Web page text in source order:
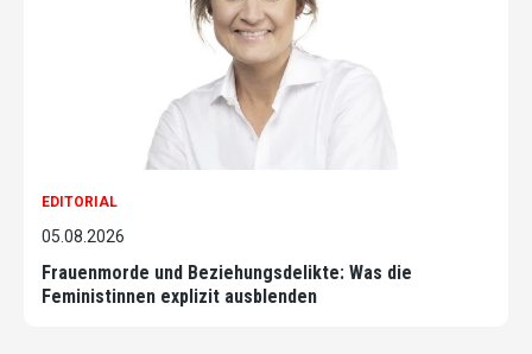
EDITORIAL
05.08.2026
Frauenmorde und Beziehungsdelikte: Was die
Feministinnen explizit ausblenden